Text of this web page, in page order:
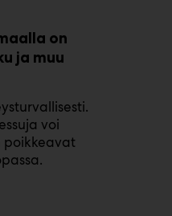
on
ja muu
voi
poikkeavat